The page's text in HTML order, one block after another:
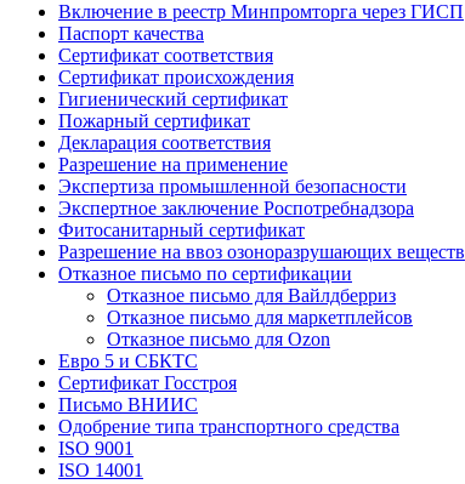
Включение в реестр Минпромторга через ГИСП
Паспорт качества
Сертификат соответствия
Сертификат происхождения
Гигиенический сертификат
Пожарный сертификат
Декларация соответствия
Разрешение на применение
Экспертиза промышленной безопасности
Экспертное заключение Роспотребнадзора
Фитосанитарный сертификат
Разрешение на ввоз озоноразрушающих веществ
Отказное письмо по сертификации
Отказное письмо для Вайлдберриз
Отказное письмо для маркетплейсов
Отказное письмо для Ozon
Евро 5 и СБКТС
Сертификат Госстроя
Письмо ВНИИС
Одобрение типа транспортного средства
ISO 9001
ISO 14001